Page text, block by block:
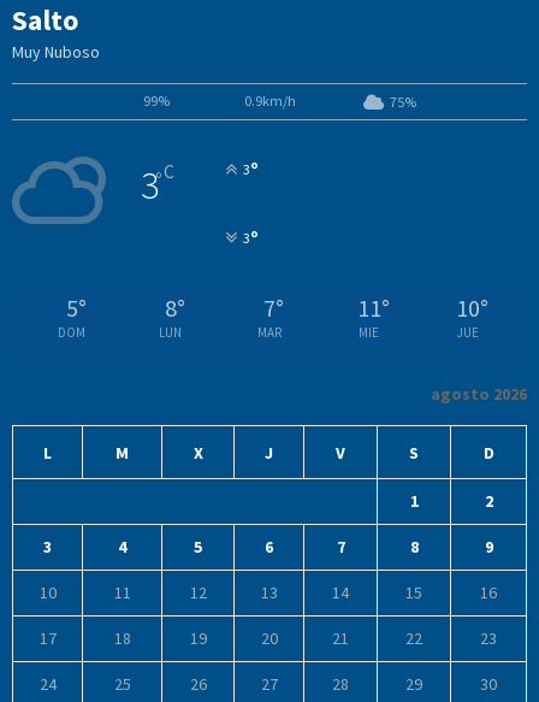
Salto
Muy Nuboso
99% 0.9km/h 75%
3°C 3°
3°
5°
DOM
8°
LUN
7°
MAR
11°
MIE
10°
JUE
agosto 2026
L M X J V S D
1 2
3 4 5 6 7 8 9
10 11 12 13 14 15 16
17 18 19 20 21 22 23
24 25 26 27 28 29 30